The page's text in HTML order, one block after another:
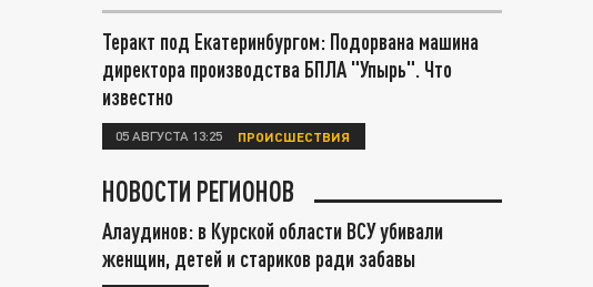
Теракт под Екатеринбургом: Подорвана машина
директора производства БПЛА "Упырь". Что
известно
05 АВГУСТА 13:25 ПРОИСШЕСТВИЯ
НОВОСТИ РЕГИОНОВ
Алаудинов: в Курской области ВСУ убивали
женщин, детей и стариков ради забавы